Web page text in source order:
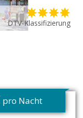
DTV-Klassifizierung
pro Nacht